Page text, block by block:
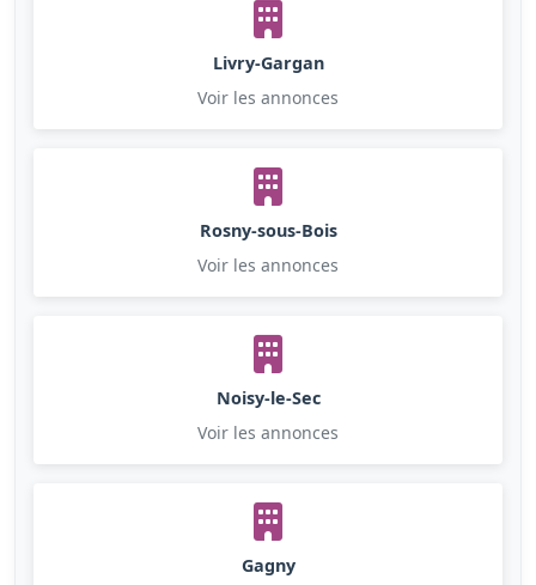
Livry-Gargan
Voir les annonces
Rosny-sous-Bois
Voir les annonces
Noisy-le-Sec
Voir les annonces
Gagny